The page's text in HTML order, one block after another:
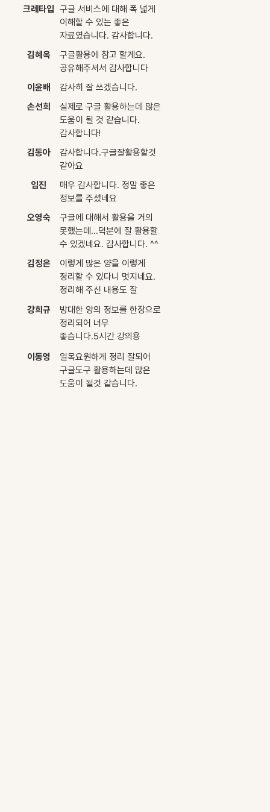
크레타입 구글 서비스에 대해 폭 넓게
이해할 수 있는 좋은
자료였습니다. 감사합니다.
김혜옥
구글활용에 참고 할게요.
공유해주셔서 감사합니다
이윤배
감사히 잘 쓰겠습니다.
손선희
실제로 구글 활용하는데 많은
도움이 될 것 같습니다.
감사합니다!
김동아
감사합니다.구글잘활용할것
같아요
임진
매우 감사합니다. 정말 좋은
정보를 주셨네요
오영숙
구글에 대해서 활용을 거의
못했는데...덕분에 잘 활용할
수 있겠네요. 감사합니다. ^^
김정은
이렇게 많은 양을 이렇게
정리할 수 있다니 멋지네요.
정리해 주신 내용도 잘
강희규
방대한 양의 정보를 한장으로
정리되어 너무
좋습니다.5시간 강의용
감사드립니다..
이동영
일목요원하게 정리 잘되어
구글도구 활용하는데 많은
도움이 될것 같습니다.